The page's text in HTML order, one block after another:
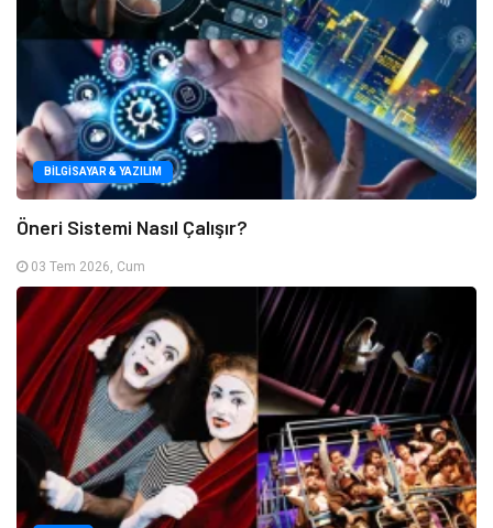
BILGISAYAR & YAZILIM
Öneri Sistemi Nasıl Çalışır?
03 Tem 2026, Cum